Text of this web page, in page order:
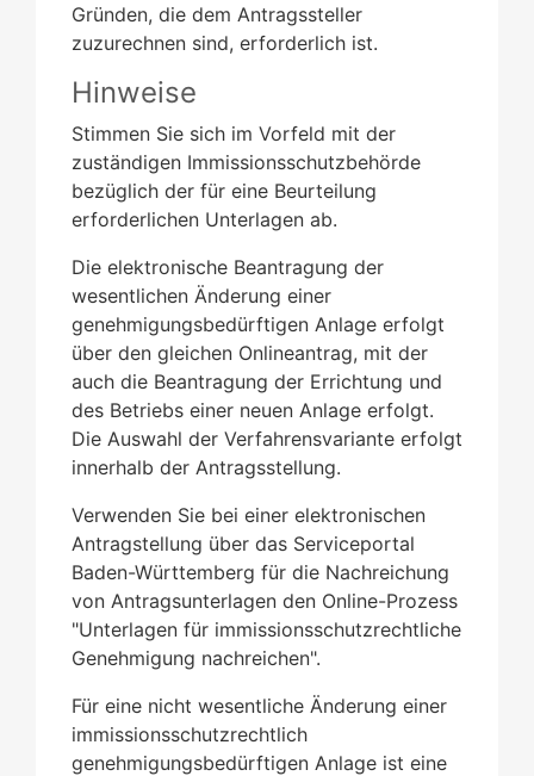
Gründen, die dem Antragssteller
zuzurechnen sind, erforderlich ist.
Hinweise
Stimmen Sie sich im Vorfeld mit der
zuständigen Immissionsschutzbehörde
bezüglich der für eine Beurteilung
erforderlichen Unterlagen ab.
Die elektronische Beantragung der
wesentlichen Änderung einer
genehmigungsbedürftigen Anlage erfolgt
über den gleichen Onlineantrag, mit der
auch die Beantragung der Errichtung und
des Betriebs einer neuen Anlage erfolgt.
Die Auswahl der Verfahrensvariante erfolgt
innerhalb der Antragsstellung.
Verwenden Sie bei einer elektronischen
Antragstellung über das Serviceportal
Baden-Württemberg für die Nachreichung
von Antragsunterlagen den Online-Prozess
"Unterlagen für immissionsschutzrechtliche
Genehmigung nachreichen".
Für eine nicht wesentliche Änderung einer
immissionsschutzrechtlich
genehmigungsbedürftigen Anlage ist eine